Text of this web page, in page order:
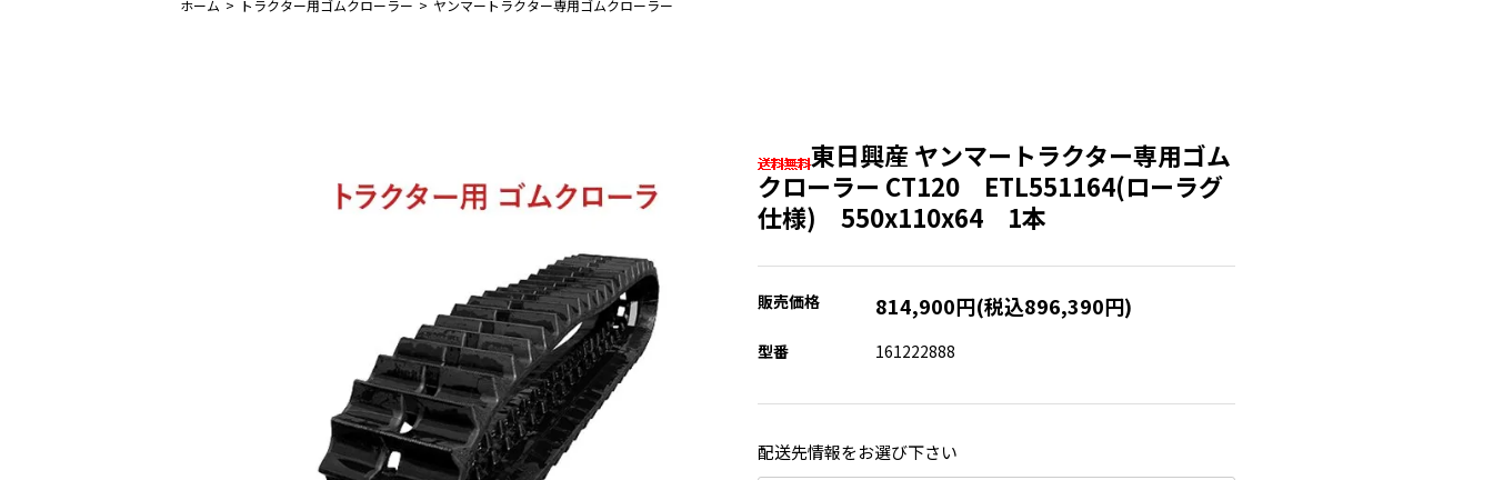
ホーム トラクター用ゴムクローラー ヤンマートラクター専用ゴムクローラー
東日興産 ヤンマートラクター専用ゴム
クローラー CT120 ETL551164(ローラグ
仕様) 550x110x64 1本
販売価格 814,900円(税込896,390円)
型番 161222888
配送先情報をお選び下さい